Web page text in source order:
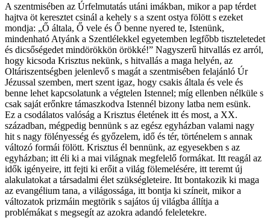
A szentmisében az Úrfelmutatás utáni imákban, mikor a pap térdet
hajtva öt keresztet csinál a kehely s a szent ostya fölött s ezeket
mondja: „Ő általa, Ő vele és Ő benne nyered te, Istenünk,
mindenható Atyánk a Szentlélekkel egyetemben legfőbb tiszteletedet
és dicsőségedet mindörökkön örökké!” Nagyszerű hitvallás ez arról,
hogy kicsoda Krisztus nekünk, s hitvallás a maga helyén, az
Oltáriszentségben jelenlevő s magát a szentmisében felajánló Úr
Jézussal szemben, mert szent igaz, hogy csakis általa és vele és
benne lehet kapcsolatunk a végtelen Istennel; míg ellenben nélküle s
csak saját erőnkre támaszkodva Istennél bizony latba nem esünk.
Ez a csodálatos valóság a Krisztus életének itt és most, a XX.
században, mégpedig bennünk s az egész egyházban valami nagy
hit s nagy fölényesség és győzelem, idő és tér, történelem s annak
változó formái fölött. Krisztus él bennünk, az egyesekben s az
egyházban; itt éli ki a mai világnak megfelelő formákat. Itt reagál az
idők igényeire, itt fejti ki erőit a világ fölemelésére, itt teremt új
alakulatokat a társadalmi élet szükségleteire. Itt bontakozik ki maga
az evangélium tana, a világossága, itt bontja ki színeit, mikor a
változatok prizmáin megtörik s sajátos új világba állítja a
problémákat s megsegít az azokra adandó feleletekre.